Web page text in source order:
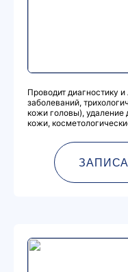
Проводит диагностику
заболеваний,
кожи головы), удаление
кожи,